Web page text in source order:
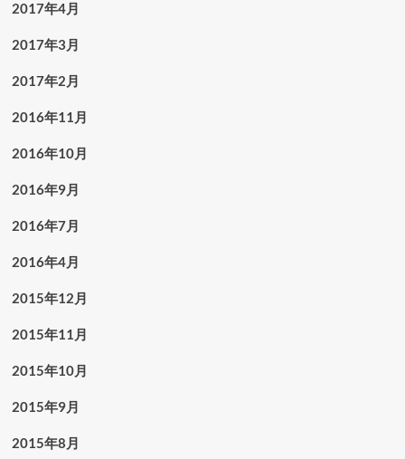
2017年4月
2017年3月
2017年2月
2016年11月
2016年10月
2016年9月
2016年7月
2016年4月
2015年12月
2015年11月
2015年10月
2015年9月
2015年8月